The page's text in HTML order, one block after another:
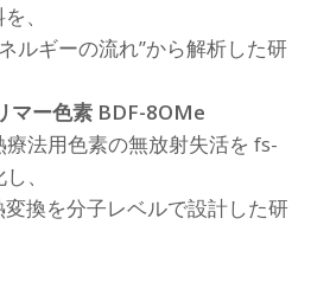
、
ルギーの流れ”から解析した研
マー色素 BDF-8OMe
法用色素の無放射失活を fs-
、
換を分子レベルで設計した研